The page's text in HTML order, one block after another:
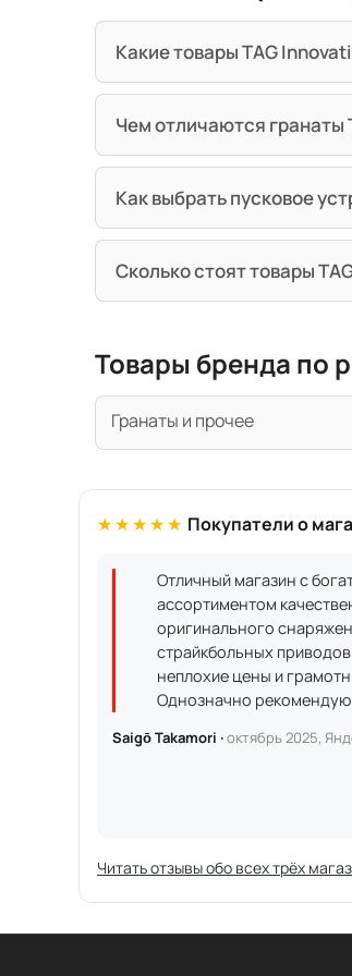
Какие товары TAG
Чем отличаются гранаты
Как выбрать пусковое
Сколько стоят товары
Товары бренда по
Гранаты и прочее
★★★★★ Покупатели о
Отличный магазин с
ассортиментом
оригинального
страйкбольных
неплохие цены и
Однозначно
Saigō Takamori ·октябрь 2025,
Читать отзывы обо всех трёх